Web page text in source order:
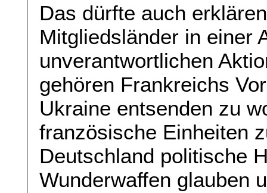
Das dürfte auch
Mitgliedsländer in einer
unverantwortlichen
gehören Frankreichs
Ukraine entsenden zu
französische Einheiten
Deutschland politische
Wunderwaffen glauben